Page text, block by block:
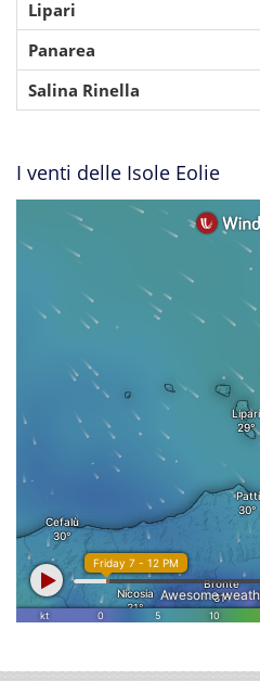
Lipari
Panarea
Salina Rinella
I venti delle Isole Eolie